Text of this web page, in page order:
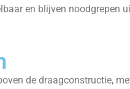
en blijven noodgrepen
de draagconstructie,